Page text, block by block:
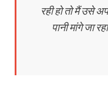
रही हो तो मैं उसे
पानी मांगे जा